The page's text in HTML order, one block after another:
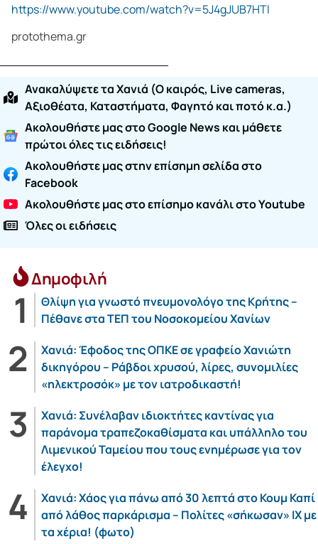
https://www.youtube.com/watch?v=5J4gJUB7HTI
protothema.gr
Ανακαλύψετε τα Χανιά (O καιρός, Live cameras,
Αξιοθέατα, Καταστήματα, Φαγητό και ποτό κ.α.)
Ακολουθήστε μας στο Google News και μάθετε
πρώτοι όλες τις ειδήσεις!
Ακολουθήστε μας στην επίσημη σελίδα στο
Facebook
Ακολουθήστε μας στο επίσημο κανάλι στο Youtube
Όλες οι ειδήσεις
Δημοφιλή
Θλίψη για γνωστό πνευμονολόγο της Κρήτης –
Πέθανε στα ΤΕΠ του Νοσοκομείου Χανίων
Χανιά: Έφοδος της ΟΠΚΕ σε γραφείο Χανιώτη
δικηγόρου – Ράβδοι χρυσού, λίρες, συνομιλίες
«ηλεκτροσόκ» με τον ιατροδικαστή!
Χανιά: Συνέλαβαν ιδιοκτήτες καντίνας για
παράνομα τραπεζοκαθίσματα και υπάλληλο του
Λιμενικού Ταμείου που τους ενημέρωσε για τον
έλεγχο!
Χανιά: Χάος για πάνω από 30 λεπτά στο Κουμ Καπί
από λάθος παρκάρισμα – Πολίτες «σήκωσαν» ΙΧ με
τα χέρια! (φωτο)